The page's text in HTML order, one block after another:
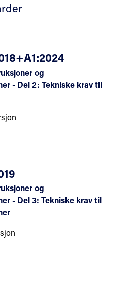
og
- Del 2: Tekniske krav til
og
- Del 3: Tekniske krav til